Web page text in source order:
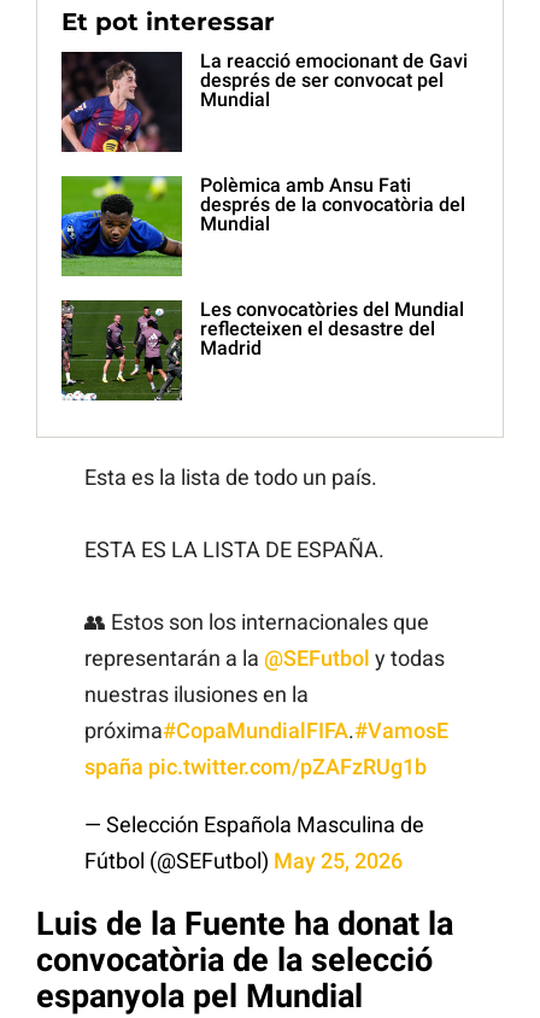
Et pot interessar
La reacció emocionant de Gavi
després de ser convocat pel
Mundial
Polèmica amb Ansu Fati
després de la convocatòria del
Mundial
Les convocatòries del Mundial
reflecteixen el desastre del
Madrid
Esta es la lista de todo un país.
ESTA ES LA LISTA DE ESPAÑA.
👥 Estos son los internacionales que
representarán a la @SEFutbol y todas
nuestras ilusiones en la
próxima#CopaMundialFIFA.#VamosE
spaña pic.twitter.com/pZAFzRUg1b
— Selección Española Masculina de
Fútbol (@SEFutbol) May 25, 2026
Luis de la Fuente ha donat la
convocatòria de la selecció
espanyola pel Mundial